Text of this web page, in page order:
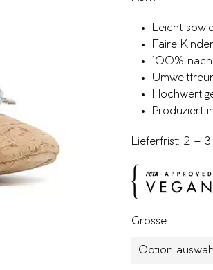
Leicht
Faire
100%
Produziert
Lieferfrist: 2 – 3
Grösse